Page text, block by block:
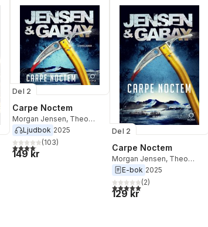
röster:
Del 2
Carpe Noctem
Morgan Jensen, Theo
Gabay
Ljudbok 2025
4,1utav 5 stjärnor. Totalt antal röster:
(103)
149 kr
Del 2
Carpe Noctem
Morgan Jensen, Theo
Gabay
E-bok 2025
5,0utav 5 stjärnor. Totalt
(2)
129 kr